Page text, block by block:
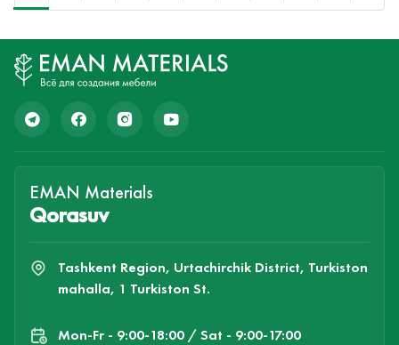
EMAN Materials
Qorasuv
Tashkent Region, Urtachirchik District, Turkiston
mahalla, 1 Turkiston St.
Mon-Fr - 9:00-18:00 / Sat - 9:00-17:00